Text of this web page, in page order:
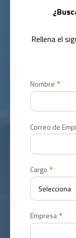
Rellena el
Nombre *
Correo de
Cargo *
Empresa *